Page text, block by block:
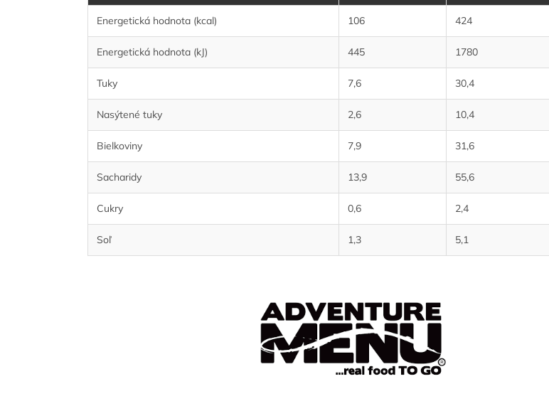
Energetická hodnota (kcal) 106 424
Energetická hodnota (kJ) 445 1780
Tuky 7,6 30,4
Nasýtené tuky 2,6 10,4
Bielkoviny 7,9 31,6
Sacharidy 13,9 55,6
Cukry 0,6 2,4
Soľ 1,3 5,1